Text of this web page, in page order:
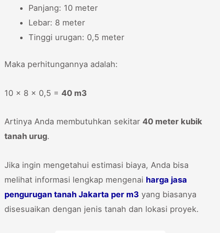
Panjang: 10 meter
Lebar: 8 meter
Tinggi urugan: 0,5 meter
Maka perhitungannya adalah:
10 × 8 × 0,5 = 40 m3
Artinya Anda membutuhkan sekitar 40 meter kubik
tanah urug.
Jika ingin mengetahui estimasi biaya, Anda bisa
melihat informasi lengkap mengenai harga jasa
pengurugan tanah Jakarta per m3 yang biasanya
disesuaikan dengan jenis tanah dan lokasi proyek.